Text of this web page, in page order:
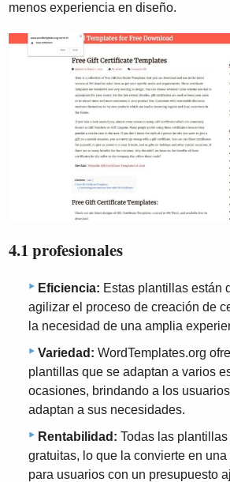
menos experiencia en diseño.
4.1 profesionales
Eficiencia: Estas plantillas están
agilizar el proceso de creación de
la necesidad de una amplia
Variedad: WordTemplates.org
plantillas que se adaptan a varios
ocasiones, brindando a los
adaptan a sus necesidades.
Rentabilidad: Todas las
gratuitas, lo que la convierte en
para usuarios con un presupuesto